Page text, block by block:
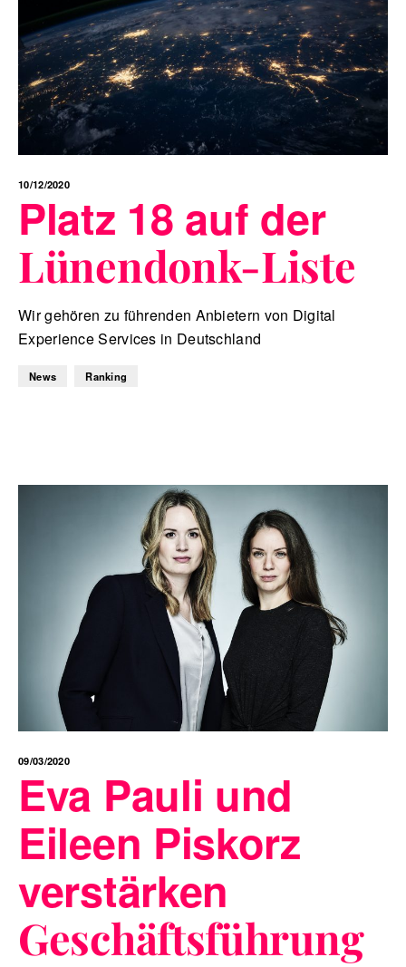
10/12/2020
Platz 18 auf der
Lünendonk-Liste
Wir gehören zu führenden Anbietern von Digital
Experience Services in Deutschland
News Ranking
09/03/2020
Eva Pauli und
Eileen Piskorz
verstärken
Geschäftsführung